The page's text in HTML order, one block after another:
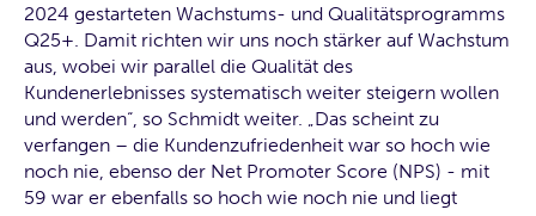
2024 gestarteten Wachstums- und Qualitätsprogramms
Q25+. Damit richten wir uns noch stärker auf Wachstum
aus, wobei wir parallel die Qualität des
Kundenerlebnisses systematisch weiter steigern wollen
und werden“, so Schmidt weiter. „Das scheint zu
verfangen – die Kundenzufriedenheit war so hoch wie
noch nie, ebenso der Net Promoter Score (NPS) - mit
59 war er ebenfalls so hoch wie noch nie und liegt